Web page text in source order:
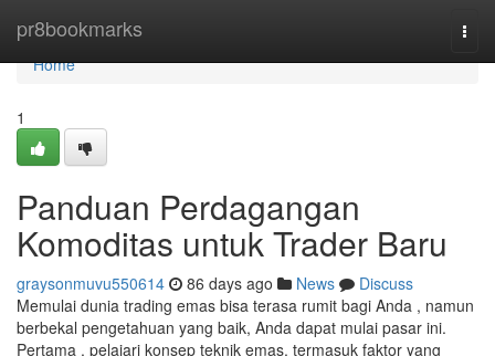
pr8bookmarks
Home
Home
1
Panduan Perdagangan
Komoditas untuk Trader Baru
graysonmuvu550614 86 days ago News
Discuss
Memulai dunia trading emas bisa terasa rumit bagi Anda , namun
berbekal pengetahuan yang baik, Anda dapat mulai pasar ini.
Pertama , pelajari konsep teknik emas, termasuk faktor yang